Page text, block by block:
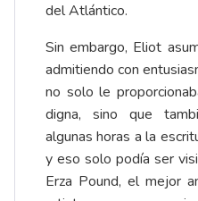
del Atlántico.
Sin embargo, Eliot
admitiendo con
no solo le
digna, sino que
algunas horas a la
y eso solo podía ser
Erza Pound, el mejor